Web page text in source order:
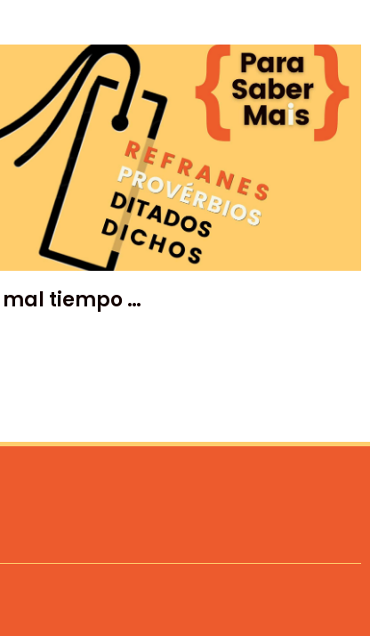
mal tiempo …